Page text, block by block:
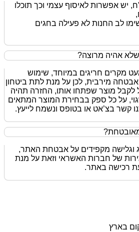
המשלוח היא 75 ש”ח, יש אפשרות לאיסוף עצמי וכך תוכלו
לב החנות לא פעילה בחגים
אהיה מרוצה?
מקרים חריגים במיוחד, שימוש
מירבית, לכן על מנת לתת ביטחון
מוצר שפתחו אותו, החזרה תהיה
על כל ספק בבחירת המוצר המתאים
קשר בצ’אט או בטופס ונשמח לייעץ.
וגלישה מקפידים על אבטחת האתר,
של חברות האשראי וזאת על מנת
רכישה באתר.
בארץ